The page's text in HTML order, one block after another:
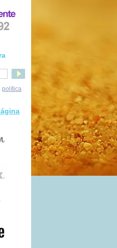
política